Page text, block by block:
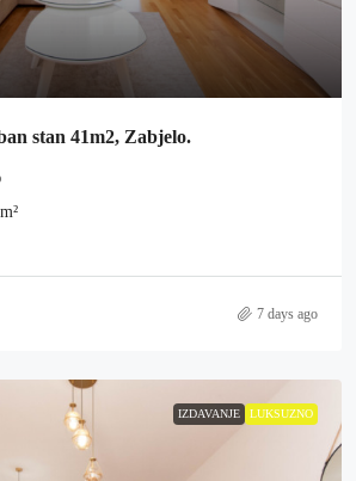
stan 41m2, Zabjelo.
m²
7 days ago
IZDAVANJE LUKSUZNO